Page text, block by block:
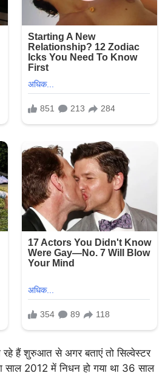
हैं शुरुआत से अगर बताएं तो सिल्वेस्टर
2012 में निधन हो गया था 36 साल